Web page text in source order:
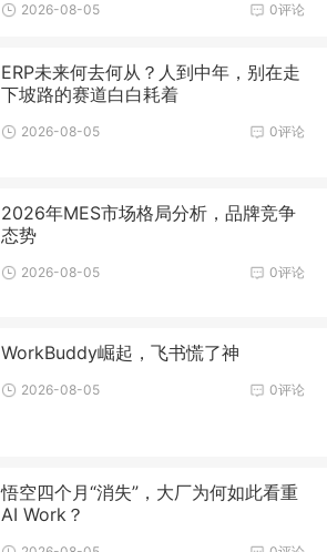
0评论
2026-08-05
ERP未来何去何从？人到中年，别在走
下坡路的赛道白白耗着
0评论
2026-08-05
2026年MES市场格局分析，品牌竞争
态势
0评论
2026-08-05
WorkBuddy崛起，飞书慌了神
0评论
2026-08-05
悟空四个月“消失”，大厂为何如此看重
AI Work？